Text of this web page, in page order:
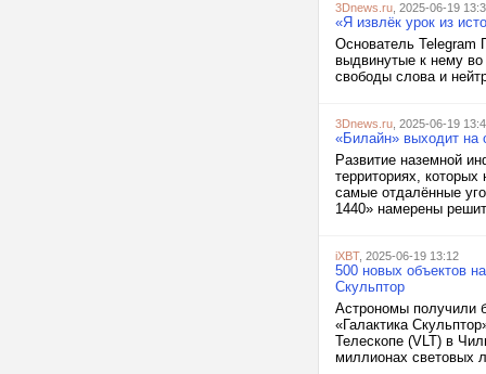
3Dnews.ru , 2025-06-19
«Я извлёк урок из
Основатель Telegram
выдвинутые к нему
свободы слова и
3Dnews.ru , 2025-06-19
«Билайн» выходит на
Развитие наземной
территориях,
самые отдалённые
1440» намерены
iXBT, 2025-06-19 13:12
500 новых объектов
Скульптор
Астрономы получили
«Галактика
Телескопе (VLT) в
миллионах световых